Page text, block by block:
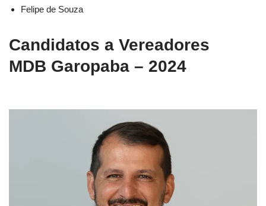
Felipe de Souza
Candidatos a Vereadores
MDB Garopaba – 2024